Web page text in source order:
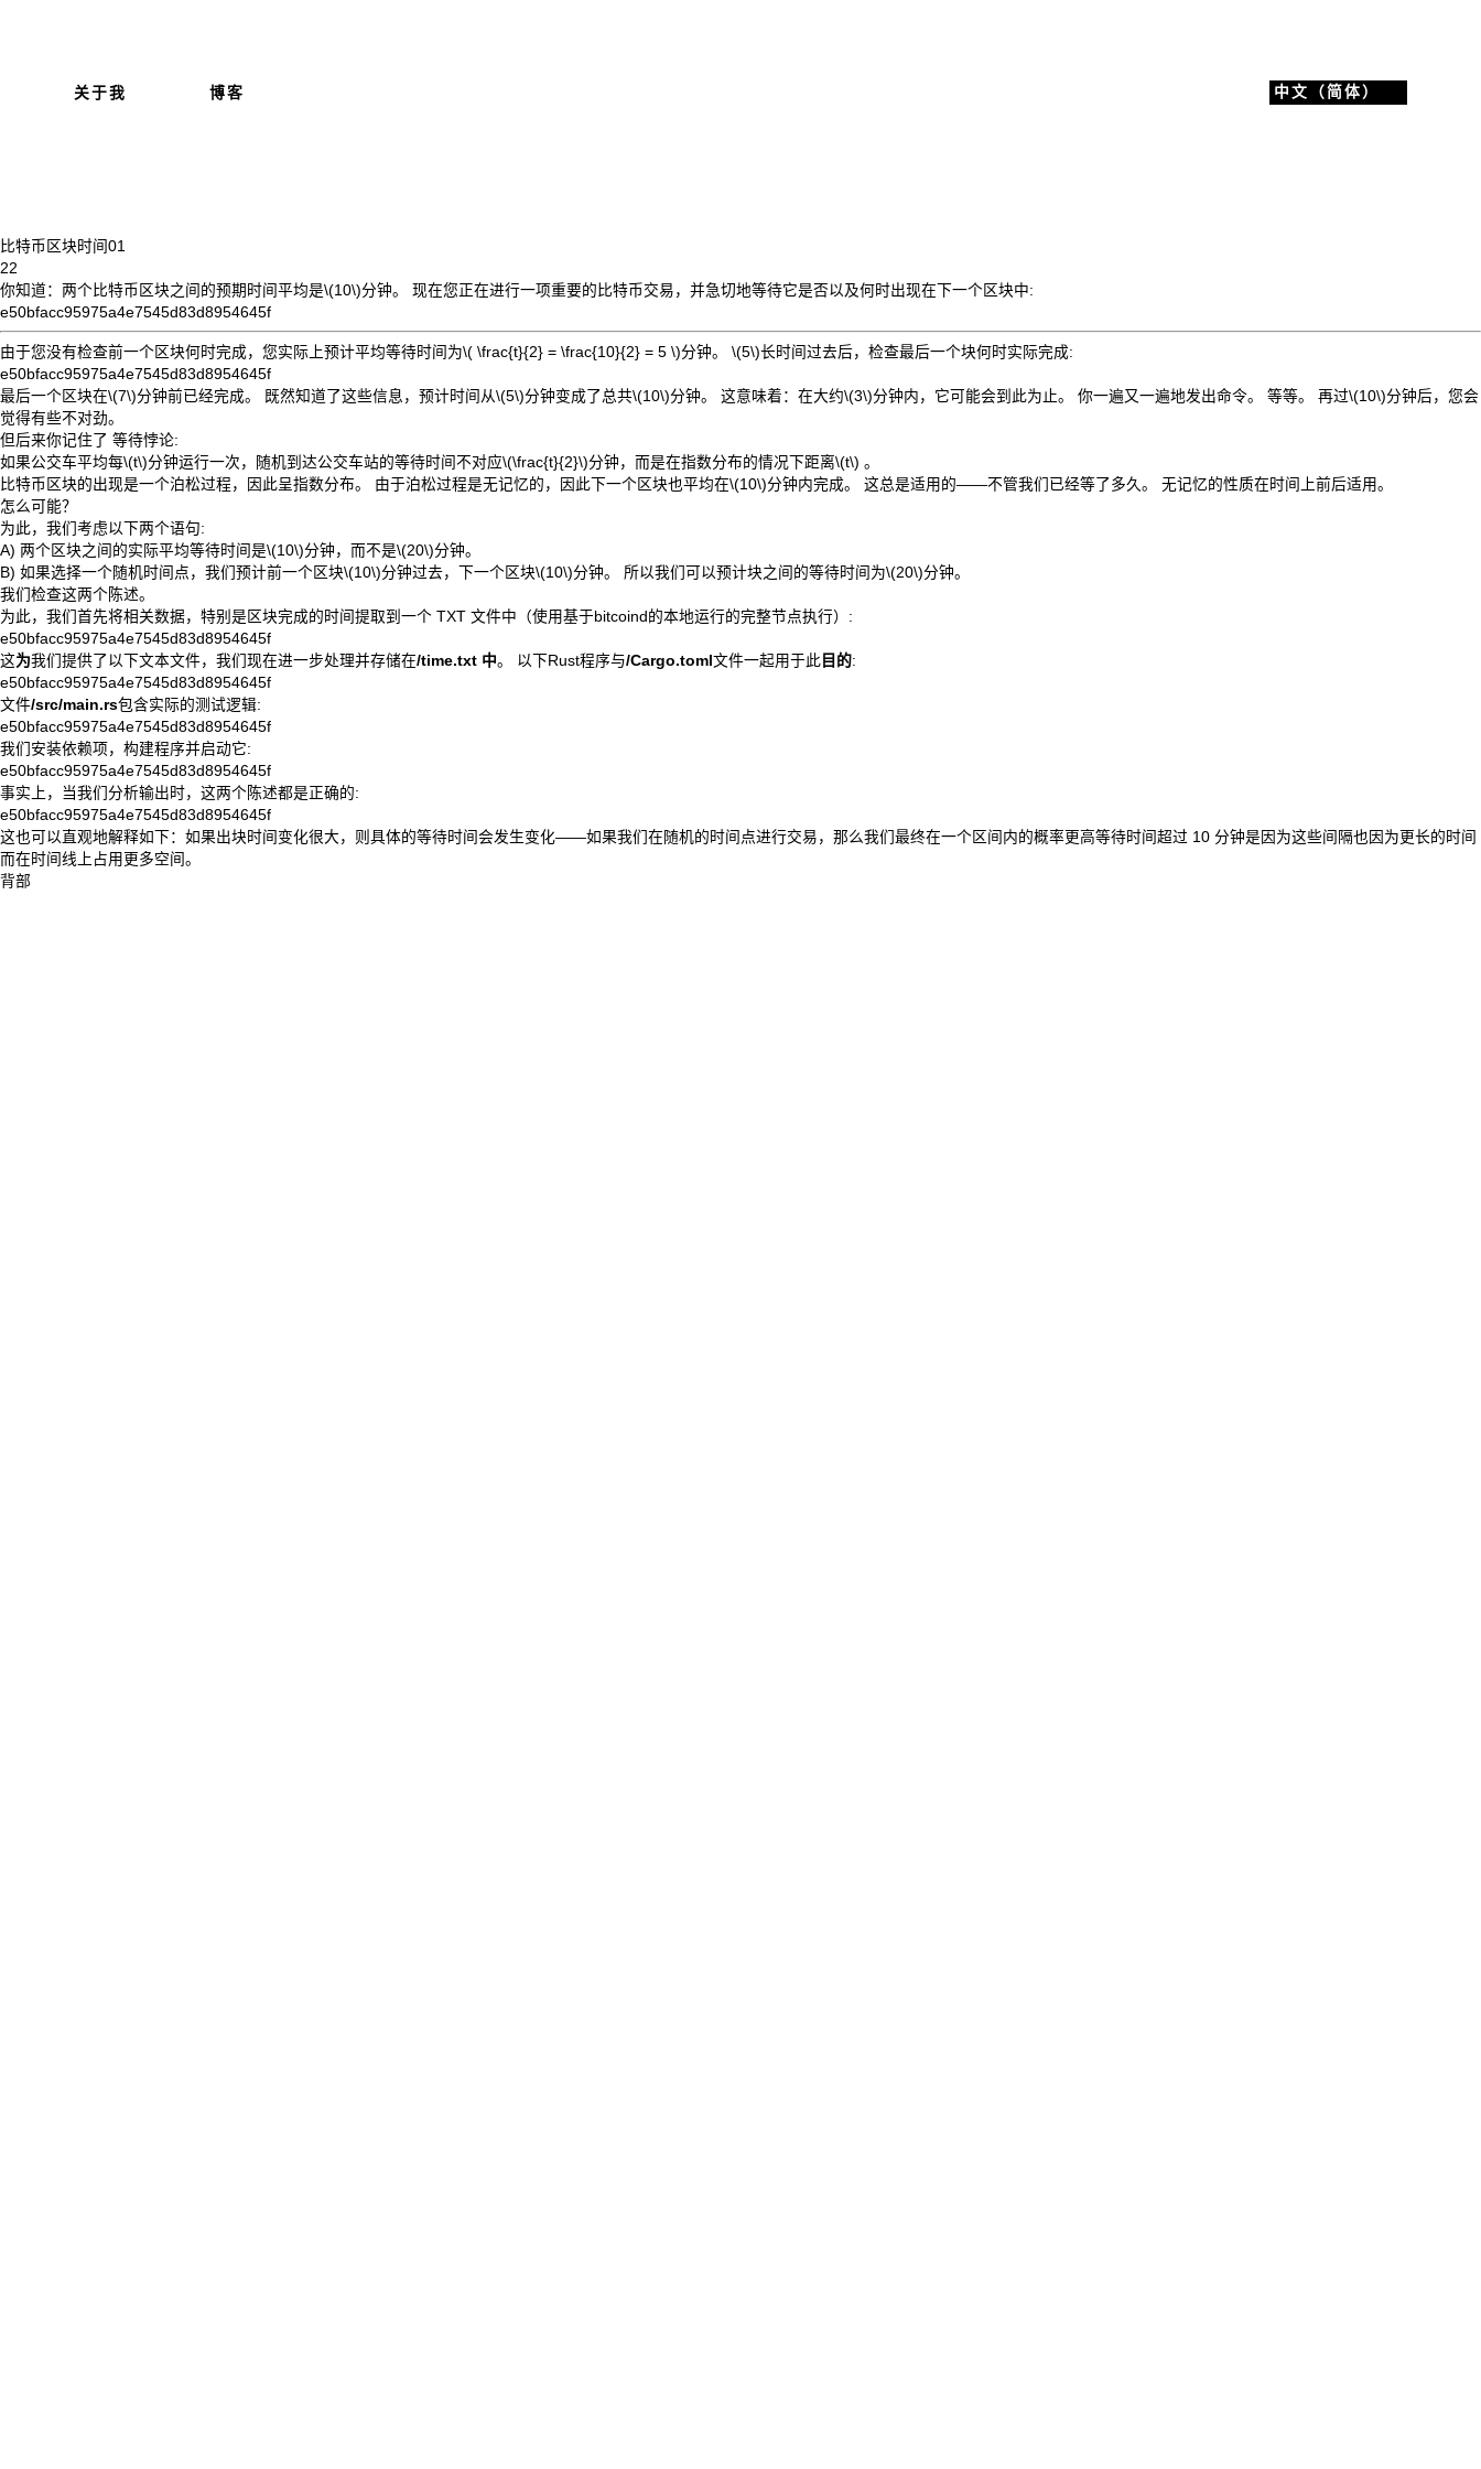
关于我 博客 中文（简体）
比特币区块时间01
22
你知道：两个比特币区块之间的预期时间平均是\(10\)分钟。 现在您正在进行一项重要的比特币交易，并急切地等待它是否以及何时出现在下一个区块中:
e50bfacc95975a4e7545d83d8954645f
由于您没有检查前一个区块何时完成，您实际上预计平均等待时间为\( \frac{t}{2} = \frac{10}{2} = 5 \)分钟。 \(5\)长时间过去后，检查最后一个块何时实际完成:
e50bfacc95975a4e7545d83d8954645f
最后一个区块在\(7\)分钟前已经完成。 既然知道了这些信息，预计时间从\(5\)分钟变成了总共\(10\)分钟。 这意味着：在大约\(3\)分钟内，它可能会到此为止。 你一遍又一遍地发出命令。 等等。 再过\(10\)分钟后，您会
觉得有些不对劲。
但后来你记住了 等待悖论:
如果公交车平均每\(t\)分钟运行一次，随机到达公交车站的等待时间不对应\(\frac{t}{2}\)分钟，而是在指数分布的情况下距离\(t\) 。
比特币区块的出现是一个泊松过程，因此呈指数分布。 由于泊松过程是无记忆的，因此下一个区块也平均在\(10\)分钟内完成。 这总是适用的——不管我们已经等了多久。 无记忆的性质在时间上前后适用。
怎么可能？
为此，我们考虑以下两个语句:
A) 两个区块之间的实际平均等待时间是\(10\)分钟，而不是\(20\)分钟。
B) 如果选择一个随机时间点，我们预计前一个区块\(10\)分钟过去，下一个区块\(10\)分钟。 所以我们可以预计块之间的等待时间为\(20\)分钟。
我们检查这两个陈述。
为此，我们首先将相关数据，特别是区块完成的时间提取到一个 TXT 文件中（使用基于bitcoind的本地运行的完整节点执行）:
e50bfacc95975a4e7545d83d8954645f
这为我们提供了以下文本文件，我们现在进一步处理并存储在/time.txt 中。 以下Rust程序与/Cargo.toml文件一起用于此目的:
e50bfacc95975a4e7545d83d8954645f
文件/src/main.rs包含实际的测试逻辑:
e50bfacc95975a4e7545d83d8954645f
我们安装依赖项，构建程序并启动它:
e50bfacc95975a4e7545d83d8954645f
事实上，当我们分析输出时，这两个陈述都是正确的:
e50bfacc95975a4e7545d83d8954645f
这也可以直观地解释如下：如果出块时间变化很大，则具体的等待时间会发生变化——如果我们在随机的时间点进行交易，那么我们最终在一个区间内的概率更高等待时间超过 10 分钟是因为这些间隔也因为更长的时间
而在时间线上占用更多空间。
背部